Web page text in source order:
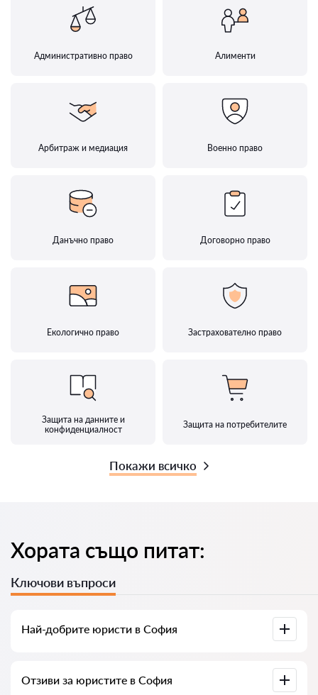
Административно право Алименти
Арбитраж и медиация Военно право
Данъчно право Договорно право
Екологично право Застрахователно право
Защита на данните и
конфиденциалност
Защита на потребителите
Покажи всичко
Хората също питат:
Ключови въпроси
Най-добрите юристи в София
пълна информация. Цени, отзиви, телефонен номер и
Отзиви за юристите в София